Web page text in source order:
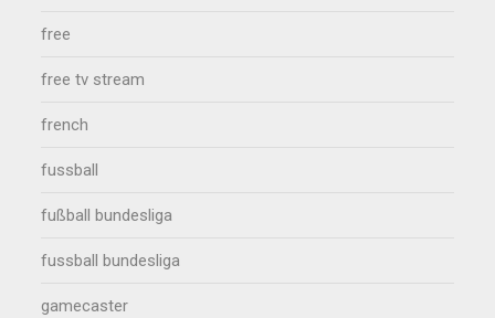
free
free tv stream
french
fussball
fußball bundesliga
fussball bundesliga
gamecaster